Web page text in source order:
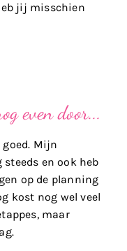
jij misschien
even door...
Mijn
en ook heb
op de planning
kost nog wel veel
maar